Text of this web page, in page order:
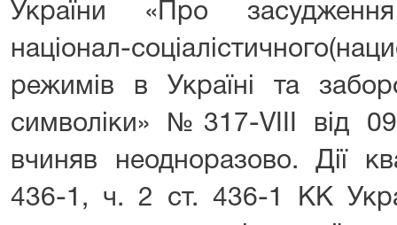
України «Про
націонал-
режимів в Україні та
символіки» №317-VIII від
вчиняв неодноразово. Дії
436-1, ч. 2 ст. 436-1 КК